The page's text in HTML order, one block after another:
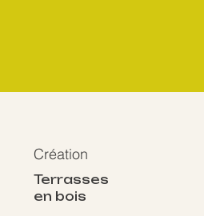
Création
Terrasses
en bois